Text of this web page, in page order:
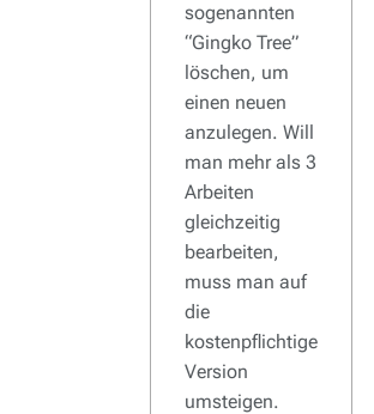
sogenannten
“Gingko Tree”
löschen, um
einen neuen
anzulegen. Will
man mehr als 3
Arbeiten
gleichzeitig
bearbeiten,
muss man auf
die
kostenpflichtige
Version
umsteigen.